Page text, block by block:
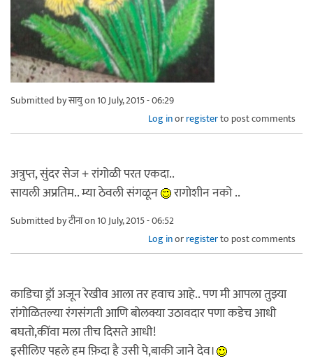
Submitted byसायुon 10 July, 2015 - 06:29
Log inorregisterto post comments
अत्रुप्त, सुंदर सेज + रांगोळी परत एकदा..
सायली अप्रतिम.. म्या ठेवली संगळून
रागोशीन नको ..
Submitted byटीनाon 10 July, 2015 - 06:52
Log inorregisterto post comments
काडिचा ड्रॉ अजून रेखीव आला तर हवाच आहे.. पण मी आपला तुझ्या
रांगोळितल्या रंगसंगती आणि बोलक्या उठावदार पणा कडेच आधी
बघतो,कींवा मला तीच दिसते आधी!
इसीलिए पहले हम फ़िदा है उसी पे,बाकी जाने देव।